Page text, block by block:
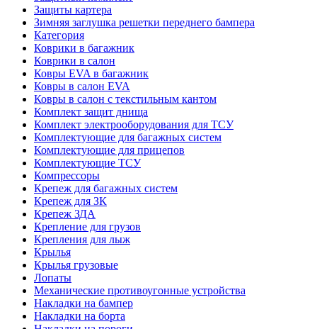
Защиты картера
Зимняя заглушка решетки переднего бампера
Категория
Коврики в багажник
Коврики в салон
Ковры EVA в багажник
Ковры в салон EVA
Ковры в салон с текстильным кантом
Комплект защит днища
Комплект электрооборудования для ТСУ
Комплектующие для багажных систем
Комплектующие для прицепов
Комплектующие ТСУ
Компрессоры
Крепеж для багажных систем
Крепеж для ЗК
Крепеж ЗДА
Крепление для грузов
Крепления для лыж
Крылья
Крылья грузовые
Лопаты
Механические противоугонные устройства
Накладки на бампер
Накладки на борта